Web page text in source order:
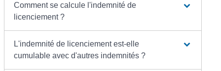
Comment se calcule l'indemnité de
licenciement ?
L'indemnité de licenciement est-elle
cumulable avec d'autres indemnités ?